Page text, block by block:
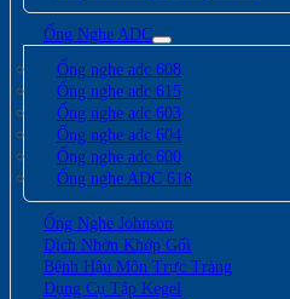
Ống Nghe ADC
Ống nghe adc 608
Ống nghe adc 615
Ống nghe adc 603
Ống nghe adc 604
Ống nghe adc 600
Ống nghe ADC 618
Ống Nghe Johnson
Dịch Nhờn Khớp Gối
Bệnh Hậu Môn Trực Tràng
Dụng Cụ Tập Kegel